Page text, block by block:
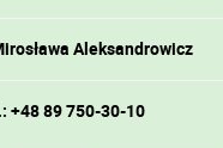
Aleksandrowicz
+48 89 750-30-10